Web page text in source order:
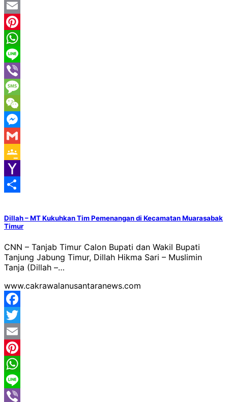
Twitter
Email
Pinterest
WhatsApp
Line
Viber
Message
WeChat
Messenger
Gmail
Google
Classroom
Yahoo
Dillah – MT Kukuhkan Tim Pemenangan di Kecamatan Muarasabak
Timur
CNN – Tanjab Timur Calon Bupati dan Wakil Bupati
Tanjung Jabung Timur, Dillah Hikma Sari – Muslimin
Tanja (Dillah –…
www.cakrawalanusantaranews.com
Facebook
Twitter
Email
Pinterest
WhatsApp
Line